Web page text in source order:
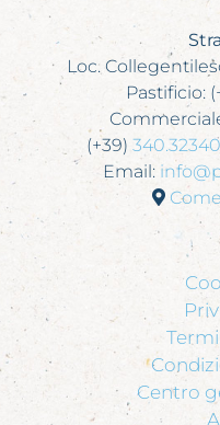
Loc.
Pastificio:
(+39)
Email:
Centro